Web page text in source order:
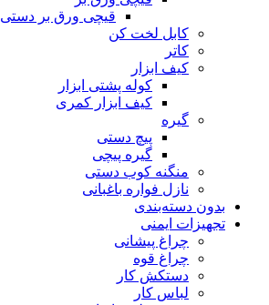
قیچی ورق بر دستی
کابل لخت کن
کاتر
کیف ابزار
کوله پشتی ابزار
کیف ابزار کمری
گیره
پیچ دستی
گیره پیچی
منگنه کوب دستی
نازل فواره باغبانی
بدون دسته‌بندی
تجهیزات ایمنی
چراغ پیشانی
چراغ قوه
دستکش کار
لباس کار